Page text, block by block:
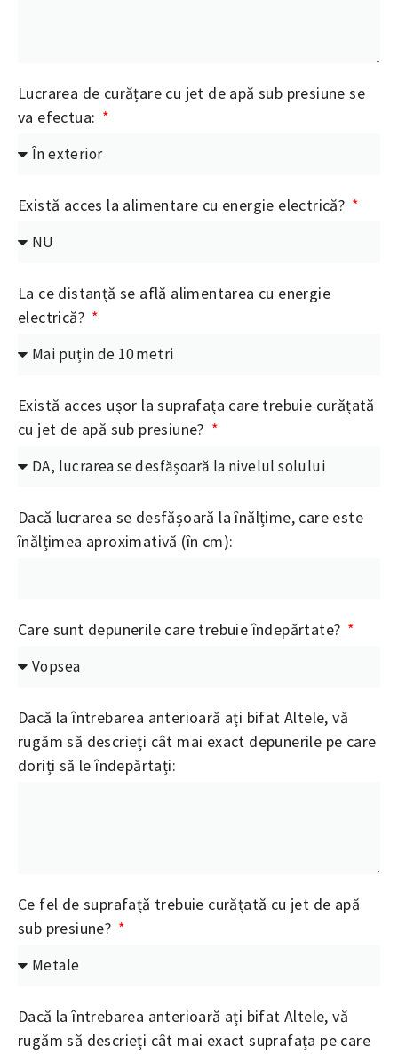
Lucrarea de curățare cu jet de apă sub presiune se
va efectua:
Există acces la alimentare cu energie electrică?
La ce distanță se află alimentarea cu energie
electrică?
Există acces ușor la suprafața care trebuie curățată
cu jet de apă sub presiune?
Dacă lucrarea se desfășoară la înălțime, care este
înălțimea aproximativă (în cm):
Care sunt depunerile care trebuie îndepărtate?
Dacă la întrebarea anterioară ați bifat Altele, vă
rugăm să descrieți cât mai exact depunerile pe care
doriți să le îndepărtați:
Ce fel de suprafață trebuie curățată cu jet de apă
sub presiune?
Dacă la întrebarea anterioară ați bifat Altele, vă
rugăm să descrieți cât mai exact suprafața pe care